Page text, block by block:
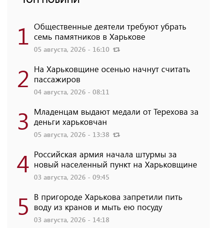
1 Общественные деятели требуют убрать
семь памятников в Харькове
05 августа, 2026 - 16:10
2 На Харьковщине осенью начнут считать
пассажиров
04 августа, 2026 - 08:11
3 Младенцам выдают медали от Терехова за
деньги харьковчан
05 августа, 2026 - 13:38
4 Российская армия начала штурмы за
новый населенный пункт на Харьковщине
03 августа, 2026 - 09:45
5 В пригороде Харькова запретили пить
воду из кранов и мыть ею посуду
03 августа, 2026 - 14:18